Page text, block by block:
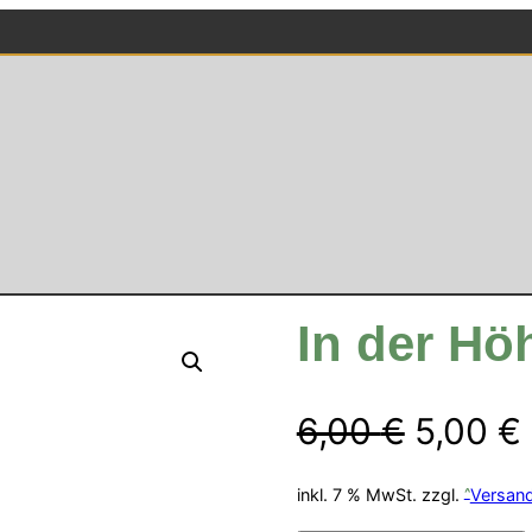
In der
6,00€
Preis
5,00 €
inkl. 7 % MwSt. zzgl.